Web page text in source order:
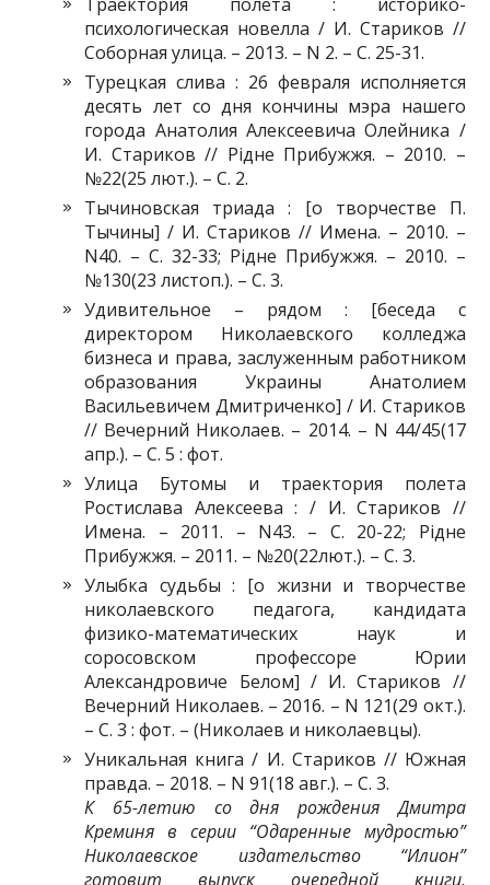
психологическая новелла / И. Стариков //
Соборная улица. – 2013. – N 2. – С. 25-31.
Турецкая слива : 26 февраля исполняется
десять лет со дня кончины мэра нашего
города Анатолия Алексеевича Олейника /
И. Стариков // Рідне Прибужжя. – 2010. –
№22(25 лют.). – С. 2.
Тычиновская триада : [о творчестве П.
Тычины] / И. Стариков // Имена. – 2010. –
N40. – С. 32-33; Рідне Прибужжя. – 2010. –
№130(23 листоп.). – С. 3.
Удивительное – рядом : [беседа с
директором Николаевского колледжа
бизнеса и права, заслуженным работником
образования Украины Анатолием
Васильевичем Дмитриченко] / И. Стариков
// Вечерний Николаев. – 2014. – N 44/45(17
апр.). – С. 5 : фот.
Улица Бутомы и траектория полета
Ростислава Алексеева : / И. Стариков //
Имена. – 2011. – N43. – С. 20-22; Рідне
Прибужжя. – 2011. – №20(22лют.). – С. 3.
Улыбка судьбы : [о жизни и творчестве
николаевского педагога, кандидата
физико-математических наук и
соросовском профессоре Юрии
Александровиче Белом] / И. Стариков //
Вечерний Николаев. – 2016. – N 121(29 окт.).
– С. 3 : фот. – (Николаев и николаевцы).
Уникальная книга / И. Стариков // Южная
правда. – 2018. – N 91(18 авг.). – С. 3.
К 65-летию со дня рождения Дмитра
Креминя в серии “Одаренные мудростью”
Николаевское издательство “Илион”
готовит выпуск очередной книги,